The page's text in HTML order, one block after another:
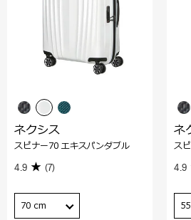
ネクシス
スピナー70 エキスパンダブル
4.9 (7)
70 cm
ネ
ス
4.9